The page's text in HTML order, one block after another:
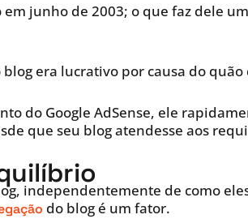
em junho de 2003; o que faz dele
blog era lucrativo por causa do
do Google AdSense, ele
que seu blog atendesse aos
independentemente de como
do blog é um fator.